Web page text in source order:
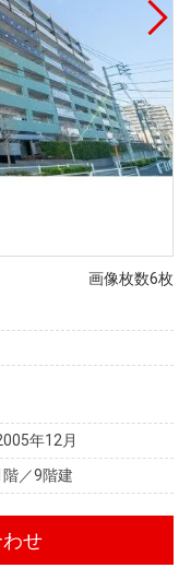
画像枚数6枚
年12月
階／9階建
せ